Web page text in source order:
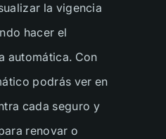
la vigencia
hacer el
automática. Con
podrás ver en
cada seguro y
renovar o